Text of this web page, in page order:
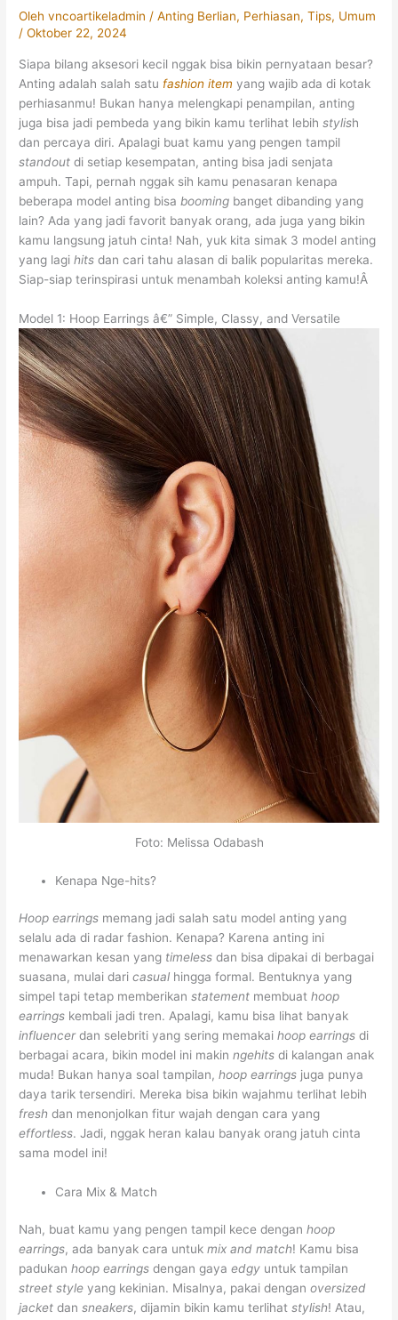
Olehvncoartikeladmin /Anting Berlian, Perhiasan,Tips, Umum
/Oktober 22, 2024
Siapa bilang aksesori kecil nggak bisa bikin pernyataan besar?
Anting adalah salah satu fashion item yang wajib ada di kotak
perhiasanmu! Bukan hanya melengkapi penampilan, anting
juga bisa jadi pembeda yang bikin kamu terlihat lebihstylish
dan percaya diri. Apalagi buat kamu yang pengen tampil
standout di setiap kesempatan, anting bisa jadi senjata
ampuh. Tapi, pernah nggak sih kamu penasaran kenapa
beberapa model anting bisa booming banget dibanding yang
lain? Ada yang jadi favorit banyak orang, ada juga yang bikin
kamu langsung jatuh cinta! Nah, yuk kita simak 3 model anting
yang lagihits dan cari tahu alasan di balik popularitas mereka.
Siap-siap terinspirasi untuk menambah koleksi anting kamu!Â
Model 1: Hoop Earrings â€” Simple, Classy, and Versatile
Foto: Melissa Odabash
Kenapa Nge-hits?
Hoop earrings memang jadi salah satu model anting yang
selalu ada di radar fashion. Kenapa? Karena anting ini
menawarkan kesan yang timeless dan bisa dipakai di berbagai
suasana, mulai daricasual hingga formal. Bentuknya yang
simpel tapi tetap memberikanstatement membuathoop
earrings kembali jadi tren. Apalagi, kamu bisa lihat banyak
influencerdan selebriti yang sering memakaihoop earrings di
berbagai acara, bikin model ini makin ngehits di kalangan anak
muda! Bukan hanya soal tampilan,hoop earrings juga punya
daya tarik tersendiri. Mereka bisa bikin wajahmu terlihat lebih
fresh dan menonjolkan fitur wajah dengan cara yang
effortless. Jadi, nggak heran kalau banyak orang jatuh cinta
sama model ini!
Cara Mix & Match
Nah, buat kamu yang pengen tampil kece denganhoop
earrings, ada banyak cara untukmix and match! Kamu bisa
padukanhoop earrings dengan gayaedgy untuk tampilan
street style yang kekinian. Misalnya, pakai denganoversized
jacket dan sneakers, dijamin bikin kamu terlihat stylish! Atau,